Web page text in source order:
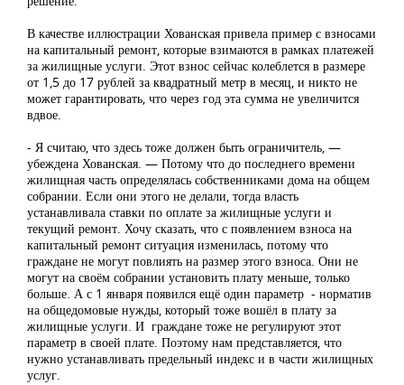
В качестве иллюстрации Хованская привела пример с взносами
на капитальный ремонт, которые взимаются в рамках платежей
за жилищные услуги. Этот взнос сейчас колеблется в размере
от 1,5 до 17 рублей за квадратный метр в месяц, и никто не
может гарантировать, что через год эта сумма не увеличится
вдвое.
- Я считаю, что здесь тоже должен быть ограничитель, —
убеждена Хованская. — Потому что до последнего времени
жилищная часть определялась собственниками дома на общем
собрании. Если они этого не делали, тогда власть
устанавливала ставки по оплате за жилищные услуги и
текущий ремонт. Хочу сказать, что с появлением взноса на
капитальный ремонт ситуация изменилась, потому что
граждане не могут повлиять на размер этого взноса. Они не
могут на своём собрании установить плату меньше, только
больше. А с 1 января появился ещё один параметр - норматив
на общедомовые нужды, который тоже вошёл в плату за
жилищные услуги. И граждане тоже не регулируют этот
параметр в своей плате. Поэтому нам представляется, что
нужно устанавливать предельный индекс и в части жилищных
услуг.